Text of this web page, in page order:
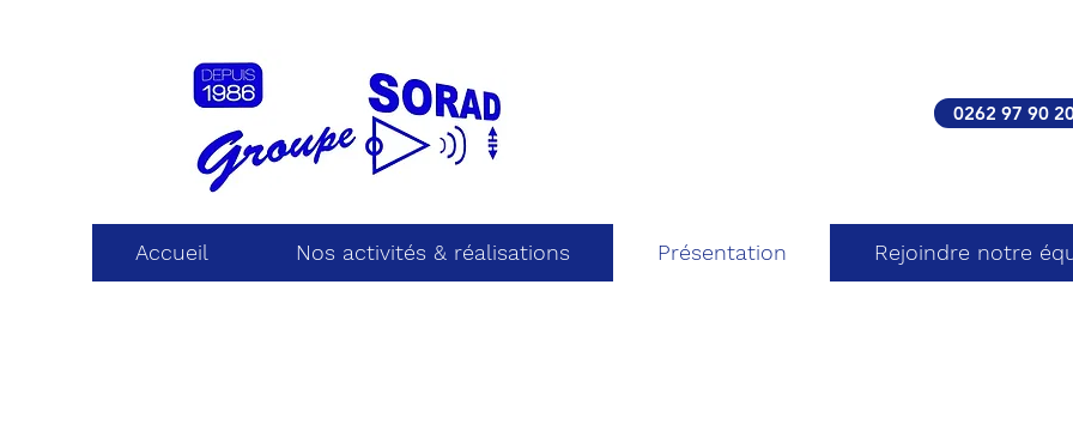
0262 97 90
Accueil Nos activités & réalisations Présentation Rejoindre notre